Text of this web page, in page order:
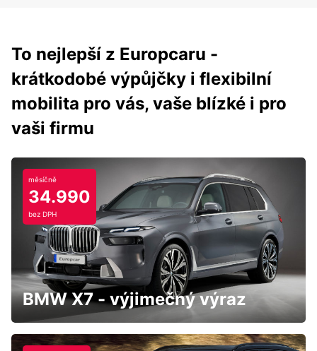
To nejlepší z Europcaru -
krátkodobé výpůjčky i flexibilní
mobilita pro vás, vaše blízké i pro
vaši firmu
měsíčně
34.990
bez DPH
BMW X7 - výjimečný výraz